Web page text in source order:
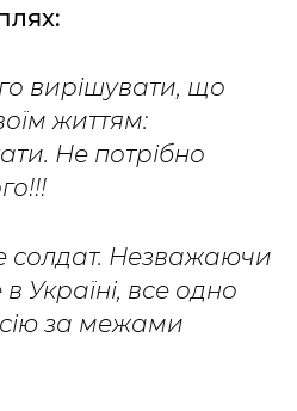
вирішувати, що
життям:
Не потрібно
солдат. Незважаючи
Україні, все одно
за межами